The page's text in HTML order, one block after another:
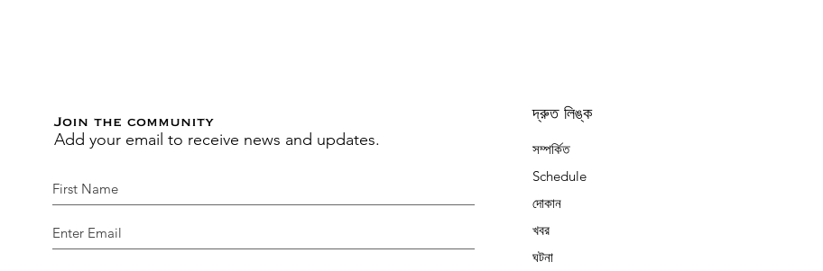
Join the community
Add your email to receive news and updates.
দ্রুত লিঙ্ক
সম্পর্কিত
Schedule
দোকান
খবর
ঘটনা